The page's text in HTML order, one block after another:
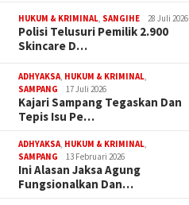
HUKUM & KRIMINAL, SANGIHE 28 Juli 2026
Polisi Telusuri Pemilik 2.900
Skincare D…
ADHYAKSA, HUKUM & KRIMINAL,
SAMPANG
17 Juli 2026
Kajari Sampang Tegaskan Dan
Tepis Isu Pe…
ADHYAKSA, HUKUM & KRIMINAL,
SAMPANG
13 Februari 2026
Ini Alasan Jaksa Agung
Fungsionalkan Dan…